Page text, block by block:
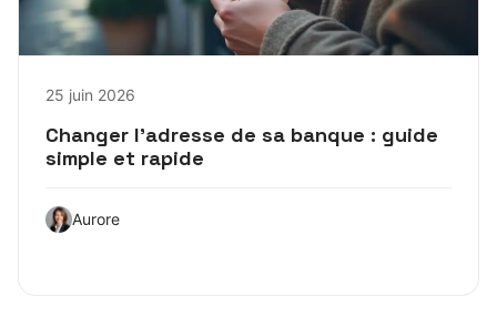
25 juin 2026
Changer l’adresse de sa banque : guide
simple et rapide
Aurore